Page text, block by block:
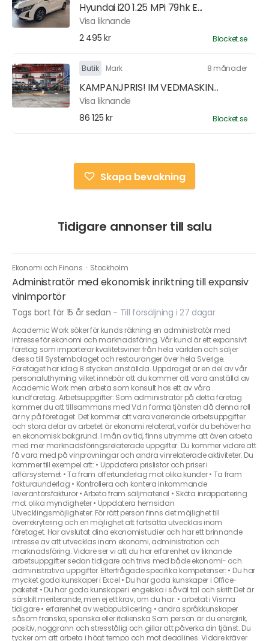
Hyundai i20 1.25 MPi 79hk E...
Visa liknande
2 495 kr
Blocket.se
Butik Mark 8 månader
KAMPANJPRIS! IM VEDMASKIN...
Visa liknande
86 125 kr
Blocket.se
Skapa bevakning
Tidigare annonser till salu
Ekonomi och Finans · Stockholm
Administratör med ekonomisk inriktning till expansiv
vinimportör
Togs bort för 15 år sedan - Till försäljning i 27 dagar
Academic Work söker för kunds räkning en administratör med
intresse för ekonomi och marknadsföring. Vår kund är ett expansivt
företag som importerar kvalitetsviner från hela världen och säljer
dessa till Systembolaget och restauranger över hela Sverige.
Företaget har idag 8 stycken anställda. Uppdraget är en del av vår
personaluthyrning vilket innebär att du kommer att vara anställd av
Academic Work men arbeta som konsult hos ett av våra
kundföretag. Arbetsuppgifter: Som administratör på detta företag
kommer du att tillsammans med Vd:n forma tjänsten då denna roll
är ny på företaget. Det kommer att vara varierande arbetsuppgifter
och stora delar av arbetet är ekonomi relaterat, varför du behöver ha
en ekonomisk bakgrund. I mån av tid, finns utrymme att även arbeta
med mer marknadsföringsrelaterade uppgifter. Du kommer vidare att
få vara med på vinprovningar och andra vinrelaterade aktiviteter. Du
kommer till exempel att: • Uppdatera prislistor och priser i
affärsystemet • Ta fram offertunderlag mot olika kunder • Ta fram
fakturaunderlag • Kontrollera och kontera inkommande
leverantörsfakturor • Arbeta fram säljmaterial • Sköta inrapportering
mot olika myndigheter • Uppdatera hemsidan
Utvecklingsmöjligheter: För rätt person finns det möjlighet till
överrekrytering och en möjlighet att fortsätta utvecklas inom
företaget. Har avslutat dina ekonomistudier och har ett brinnande
intresse av att utvecklas inom ekonomi, administration och
marknadsföring. Vidare ser vi att du har erfarenhet av liknande
arbetsuppgifter sedan tidigare och trivs med både ekonomi- och
administrativa uppgifter. Efterfrågade specifika kompetenser: • Du har
mycket goda kunskaper i Excel • Du har goda kunskaper i Office-
paketet • Du har goda kunskaper i engelska i såväl tal och skrift Det är
särskilt meriterande, men ej ett krav, om du har: • arbetat i Visma
tidigare • erfarenhet av webbpublicering • andra språkkunskaper
såsom franska, spanska eller italienska Som person är du energirik,
positiv, noggrann och stresstålig och gillar att påverka din tjänst. Du
tycker om att arbeta i högt tempo och mot deadlines. Vidare kräver